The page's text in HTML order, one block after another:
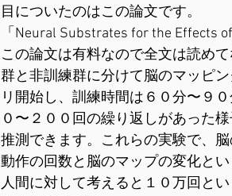
目についたのはこの論文です。
「Neural Substrates for the Effects
この論文は有料なので全文は読め
群と非訓練群に分けて脳のマッピ
リ開始し、訓練時間は６０分〜９
０〜２００回の繰り返しがあった
推測できます。これらの実験で、
動作の回数と脳のマップの変化と
人間に対して考えると１０万回と